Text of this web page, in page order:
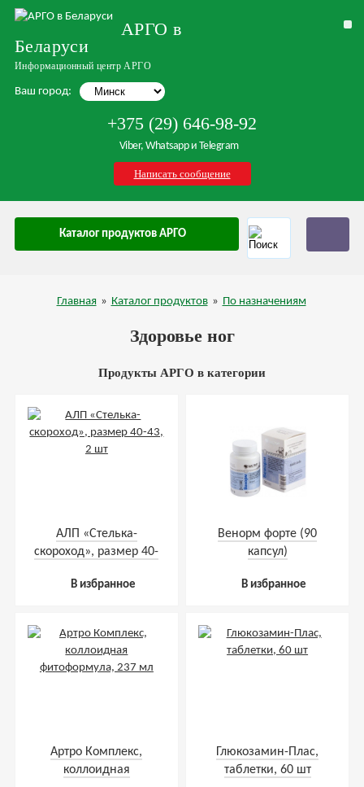
АРГО в
Беларуси
Информационный центр АРГО
Ваш город:
+375 (29) 646-98-92
Viber, Whatsapp и Telegram
Написать сообщение
Каталог продуктов АРГО
Главная » Каталог продуктов » По назначениям
Здоровье ног
Продукты АРГО в категории
АЛП «Стелька-
скороход», размер 40-
В избранное
Венорм форте (90
капсул)
В избранное
Артро Комплекс,
коллоидная
Глюкозамин-Плас,
таблетки, 60 шт